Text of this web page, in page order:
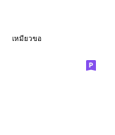
เหมียวขอ